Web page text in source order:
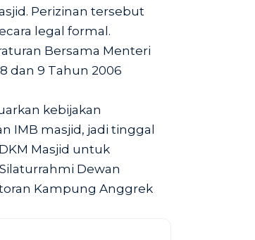
Perizinan tersebut
legal formal.
Bersama Menteri
dan 9 Tahun 2006
kebijakan
IMB masjid, jadi tinggal
Masjid untuk
Dewan
Kampung Anggrek